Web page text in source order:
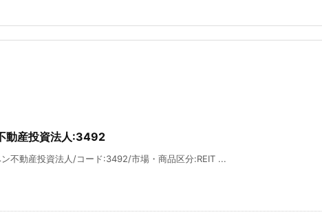
動産投資法人:3492
不動産投資法人/コード:3492/市場・商品区分:REIT ...